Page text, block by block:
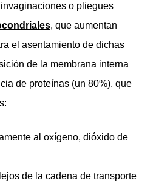
o pliegues
, que aumentan
el asentamiento de dichas
de la membrana interna
de proteínas (un 80%), que
al oxígeno, dióxido de
de la cadena de transporte